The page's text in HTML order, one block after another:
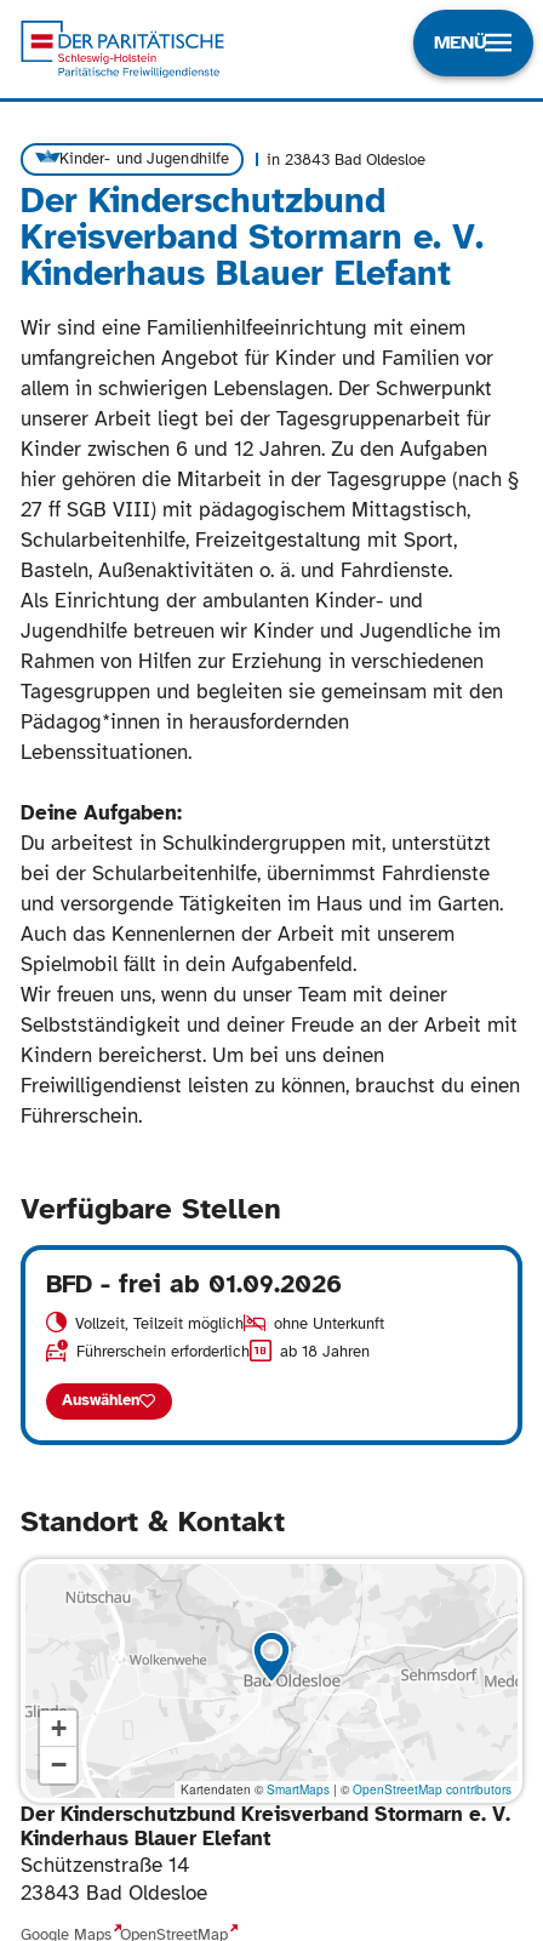
MENÜ
Kinder- und Jugendhilfe in 23843 Bad Oldesloe
Der Kinderschutzbund
Kreisverband Stormarn e. V.
Kinderhaus Blauer Elefant
Wir sind eine Familienhilfeeinrichtung mit einem
umfangreichen Angebot für Kinder und Familien vor
allem in schwierigen Lebenslagen. Der Schwerpunkt
unserer Arbeit liegt bei der Tagesgruppenarbeit für
Kinder zwischen 6 und 12 Jahren. Zu den Aufgaben
hier gehören die Mitarbeit in der Tagesgruppe (nach §
27 ff SGB VIII) mit pädagogischem Mittagstisch,
Schularbeitenhilfe, Freizeitgestaltung mit Sport,
Basteln, Außenaktivitäten o. ä. und Fahrdienste.
Als Einrichtung der ambulanten Kinder- und
Jugendhilfe betreuen wir Kinder und Jugendliche im
Rahmen von Hilfen zur Erziehung in verschiedenen
Tagesgruppen und begleiten sie gemeinsam mit den
Pädagog*innen in herausfordernden
Lebenssituationen.
Deine Aufgaben:
Du arbeitest in Schulkindergruppen mit, unterstützt
bei der Schularbeitenhilfe, übernimmst Fahrdienste
und versorgende Tätigkeiten im Haus und im Garten.
Auch das Kennenlernen der Arbeit mit unserem
Spielmobil fällt in dein Aufgabenfeld.
Wir freuen uns, wenn du unser Team mit deiner
Selbstständigkeit und deiner Freude an der Arbeit mit
Kindern bereicherst. Um bei uns deinen
Freiwilligendienst leisten zu können, brauchst du einen
Führerschein.
Verfügbare Stellen
BFD - frei ab 01.09.2026
Vollzeit, Teilzeit möglich
ohne Unterkunft
Führerschein erforderlich
ab 18 Jahren
Auswählen
Standort & Kontakt
Karte wird geladen...
+
−
Kartendaten ©SmartMaps | ©OpenStreetMap contributors
Der Kinderschutzbund Kreisverband Stormarn e. V.
Kinderhaus Blauer Elefant
Schützenstraße 14
23843 Bad Oldesloe
Google Maps OpenStreetMap